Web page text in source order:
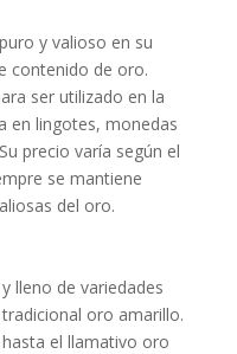
y valioso en su
contenido de oro.
ser utilizado en la
en lingotes, monedas
precio varía según el
se mantiene
del oro.
lleno de variedades
oro amarillo.
el llamativo oro